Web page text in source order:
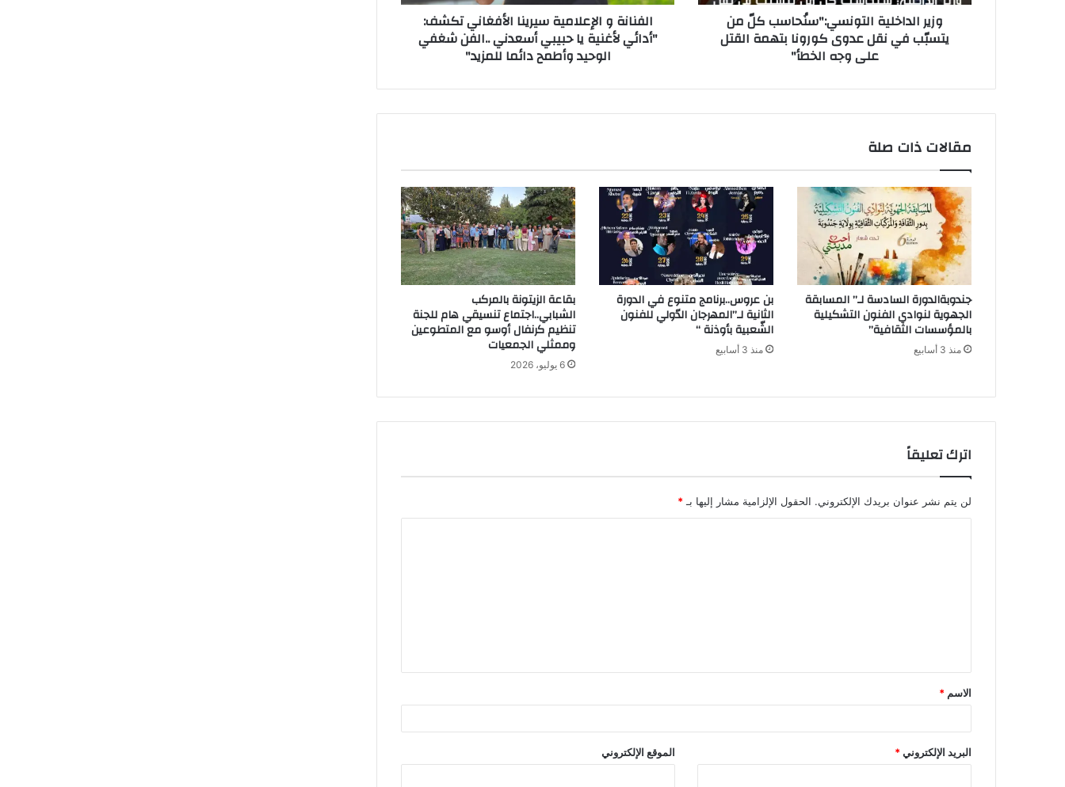
ن
وزير الداخلية التونسي:"سنُحاسب كلّ من
يتسبّب في نقل عدوى كورونا بتهمة القتل
على وجه الخطأ"
الفنانة و الإعلامية سيرينا الأفغاني تكشف:
"أدائي لأغنية يا حبيبي أسعدني ..الفن شغفي
الوحيد وأطمح دائما للمزيد"
مقالات ذات صلة
جندوبةالدورة السادسة لـ” المسابقة
الجهوية لنوادي الفنون التشكيلية
بالمؤسسات الثقافية”
منذ 3 أسابيع
بن عروس..برنامج متنوع في الدورة
الثانية لـ”المهرجان الدّولي للفنون
الشّعبية بأوذنة “
منذ 3 أسابيع
بقاعة الزيتونة بالمركب
الشبابي..اجتماع تنسيقي هام للجنة
تنظيم كرنفال أوسو مع المتطوعين
وممثلي الجمعيات
6 يوليو، 2026
اترك تعليقاً
لن يتم نشر عنوان بريدك الإلكتروني. الحقول الإلزامية مشار إليها بـ*
ق
*
الاسم *
البريد الإلكتروني* الموقع الإلكتروني